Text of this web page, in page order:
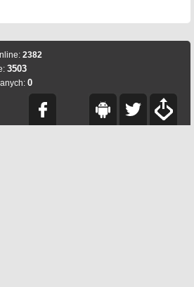
2382
3503
0